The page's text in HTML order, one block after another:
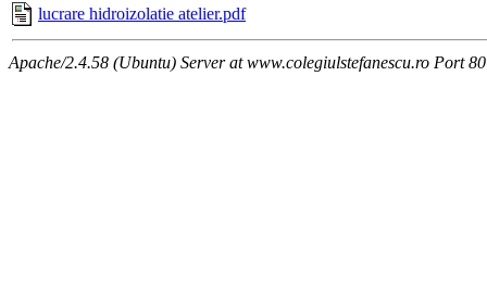
lucrare hidroizolatie atelier.pdf
Apache/2.4.58 (Ubuntu) Server at www.colegiulstefanescu.ro Port 80